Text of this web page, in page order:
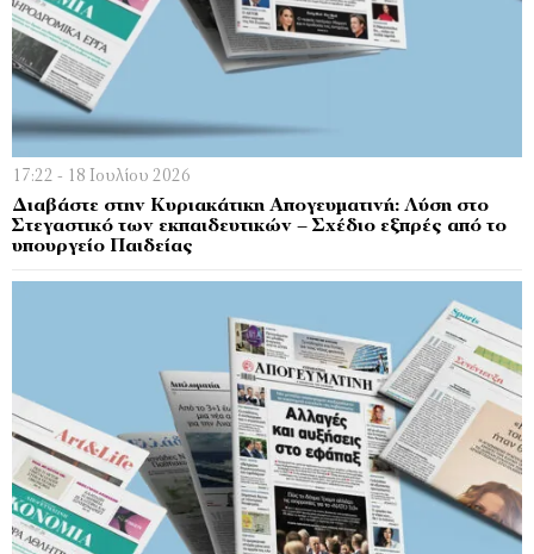
17:22 - 18 Ιουλίου 2026
Διαβάστε στην Κυριακάτικη Απογευματινή: Λύση στο
Στεγαστικό των εκπαιδευτικών – Σχέδιο εξπρές από το
υπουργείο Παιδείας